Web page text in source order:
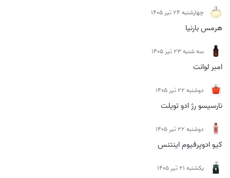
چهارشنبه 24 تیر 1405
هرمس بارنیا
سه شنبه 23 تیر 1405
امبر لوانت
دوشنبه 22 تیر 1405
نارسیسو رژ ادو تویلت
دوشنبه 22 تیر 1405
کیو ادوپرفیوم اینتنس
يكشنبه 21 تیر 1405